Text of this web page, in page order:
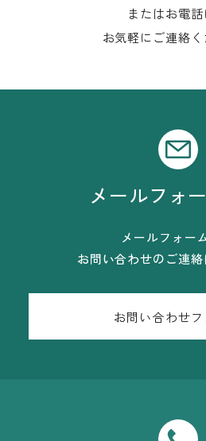
またはお電話
お気軽にご連絡く
メールフォ
メールフォー
お問い合わせのご連
お問い合わせフ